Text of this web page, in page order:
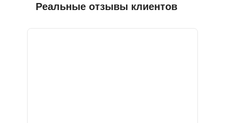
Реальные отзывы клиентов